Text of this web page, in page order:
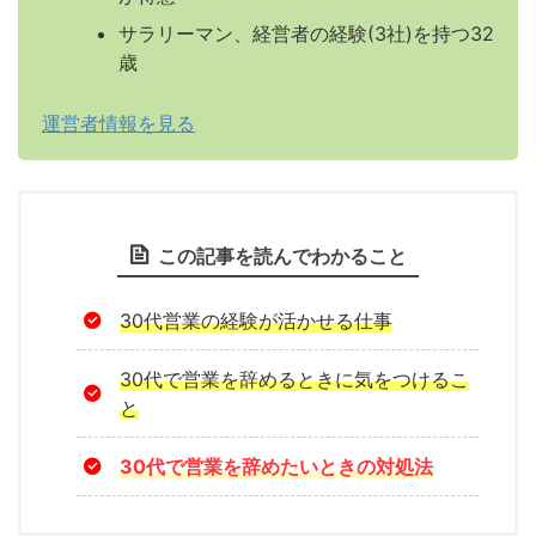
サラリーマン、経営者の経験(3社)を持つ32
歳
運営者情報を見る
この記事を読んでわかること
30代営業の経験が活かせる仕事
30代で営業を辞めるときに気をつけるこ
と
30代で営業を辞めたいときの対処法